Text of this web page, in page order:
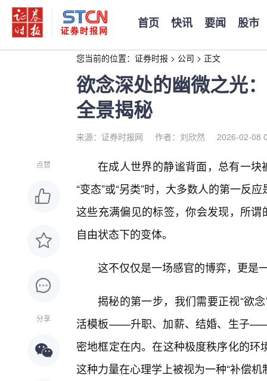
首页 快讯 要闻 股市
您当前的位置： 证券时报 > 公司 > 正文
欲念深处的幽微之光
全景揭秘
来源：证券时报网 作者：刘欣然 2026-02-08
点赞
分享
在成人世界的静谧背面，总有一块
“变态”或“另类”时，大多数人的第一反
这些充满偏见的标签，你会发现，所
自由状态下的变体。
这不仅仅是一场感官的博弈，更是
揭秘的第一步，我们需要正视“欲
活模板——升职、加薪、结婚、生子
密地框定在内。在这种极度秩序化的
这种力量在心理学上被视为一种“补偿机